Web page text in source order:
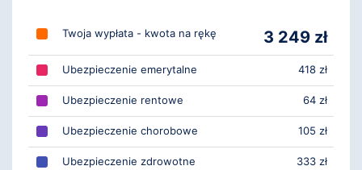
Twoja wypłata - kwota na rękę 3 249 zł
Ubezpieczenie emerytalne 418 zł
Ubezpieczenie rentowe 64 zł
Ubezpieczenie chorobowe 105 zł
Ubezpieczenie zdrowotne 333 zł